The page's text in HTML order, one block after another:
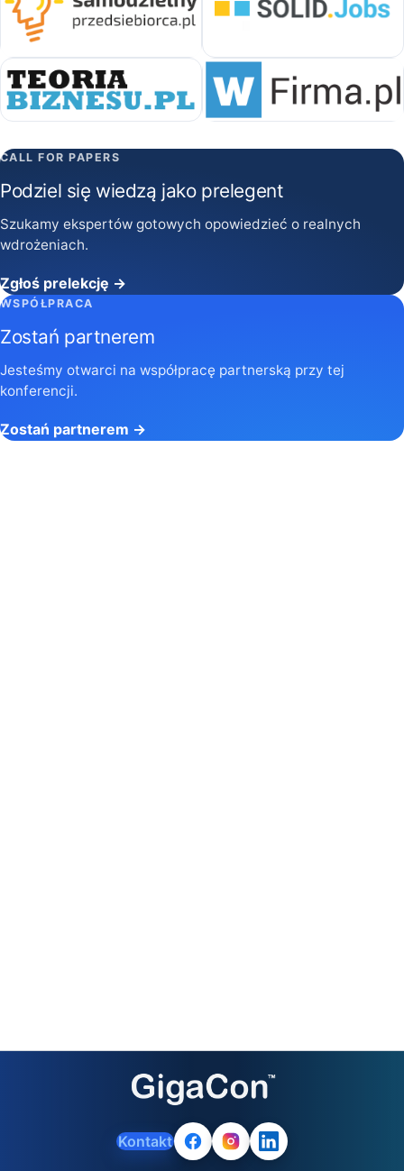
CALL FOR PAPERS
Podziel się wiedzą jako prelegent
Szukamy ekspertów gotowych opowiedzieć o realnych
wdrożeniach.
Zgłoś prelekcję →
WSPÓŁPRACA
Zostań partnerem
Jesteśmy otwarci na współpracę partnerską przy tej
konferencji.
Zostań partnerem →
Kontakt